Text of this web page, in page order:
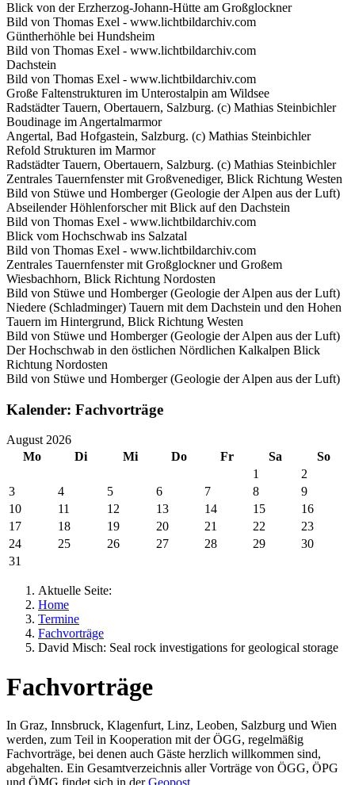
Blick von der Erzherzog-Johann-Hütte am Großglockner
Bild von Thomas Exel - www.lichtbildarchiv.com
Güntherhöhle bei Hundsheim
Bild von Thomas Exel - www.lichtbildarchiv.com
Dachstein
Bild von Thomas Exel - www.lichtbildarchiv.com
Große Faltenstrukturen im Unterostalpin am Wildsee
Radstädter Tauern, Obertauern, Salzburg. (c) Mathias Steinbichler
Boudinage im Angertalmarmor
Angertal, Bad Hofgastein, Salzburg. (c) Mathias Steinbichler
Refold Strukturen im Marmor
Radstädter Tauern, Obertauern, Salzburg. (c) Mathias Steinbichler
Zentrales Tauernfenster mit Großvenediger, Blick Richtung Westen
Bild von Stüwe und Homberger (Geologie der Alpen aus der Luft)
Abseilender Höhlenforscher mit Blick auf den Dachstein
Bild von Thomas Exel - www.lichtbildarchiv.com
Blick vom Hochschwab ins Salzatal
Bild von Thomas Exel - www.lichtbildarchiv.com
Zentrales Tauernfenster mit Großglockner und Großem
Wiesbachhorn, Blick Richtung Nordosten
Bild von Stüwe und Homberger (Geologie der Alpen aus der Luft)
Niedere (Schladminger) Tauern mit dem Dachstein und den Hohen
Tauern im Hintergrund, Blick Richtung Westen
Bild von Stüwe und Homberger (Geologie der Alpen aus der Luft)
Der Hochschwab in den östlichen Nördlichen Kalkalpen Blick
Richtung Nordosten
Bild von Stüwe und Homberger (Geologie der Alpen aus der Luft)
Kalender: Fachvorträge
August 2026
Mo
Di Mi Do Fr Sa
So
1
2
3
4 5 6 7 8
9
10
11 12 13 14 15
16
17
18 19 20 21 22
23
24
25 26 27 28 29
30
31
Aktuelle Seite:
Home
Termine
Fachvorträge
David Misch: Seal rock investigations for geological storage
Fachvorträge
In Graz, Innsbruck, Klagenfurt, Linz, Leoben, Salzburg und Wien
werden, zum Teil in Kooperation mit der ÖGG, regelmäßig
Fachvorträge, bei denen auch Gäste herzlich willkommen sind,
abgehalten. Ein Gesamtverzeichnis aller Vorträge von ÖGG, ÖPG